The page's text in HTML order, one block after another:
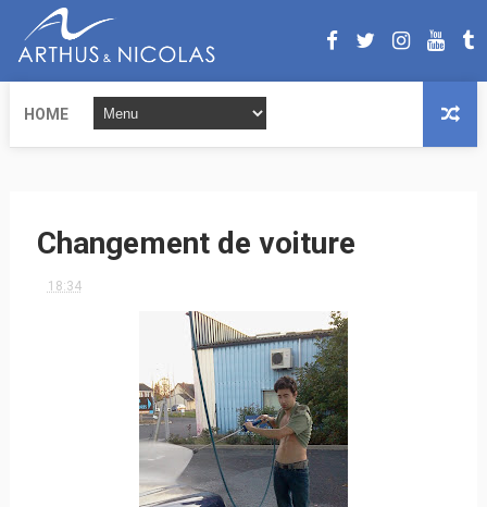
HOME
Changement de voiture
18:34